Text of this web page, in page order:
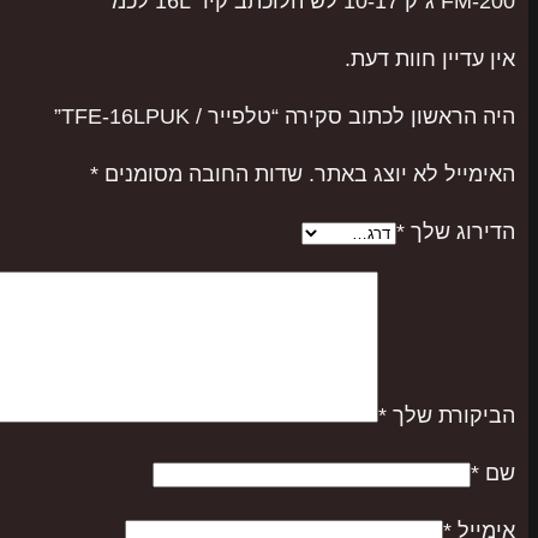
אין עדיין חוות דעת.
היה הראשון לכתוב סקירה “טלפייר / TFE-16LPUK”
האימייל לא יוצג באתר. שדות החובה מסומנים *
הדירוג שלך *
הביקורת שלך *
שם *
אימייל *